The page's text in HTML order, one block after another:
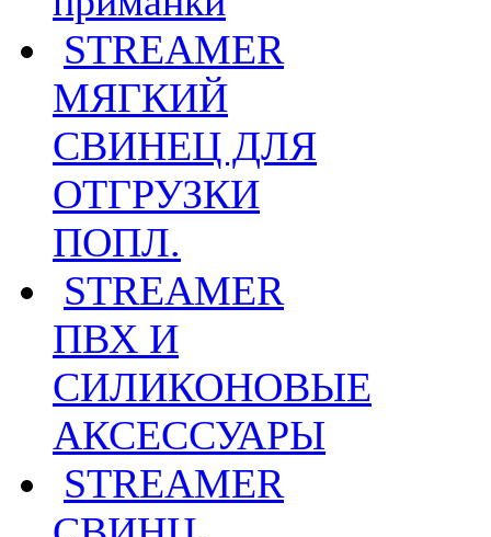
STREAMER
МЯГКИЙ
СВИНЕЦ ДЛЯ
ОТГРУЗКИ
ПОПЛ.
STREAMER
ПВХ И
СИЛИКОНОВЫЕ
АКСЕССУАРЫ
STREAMER